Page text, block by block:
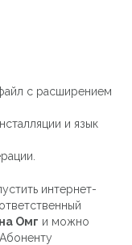
с расширением
и язык
интернет-
Омг и можно